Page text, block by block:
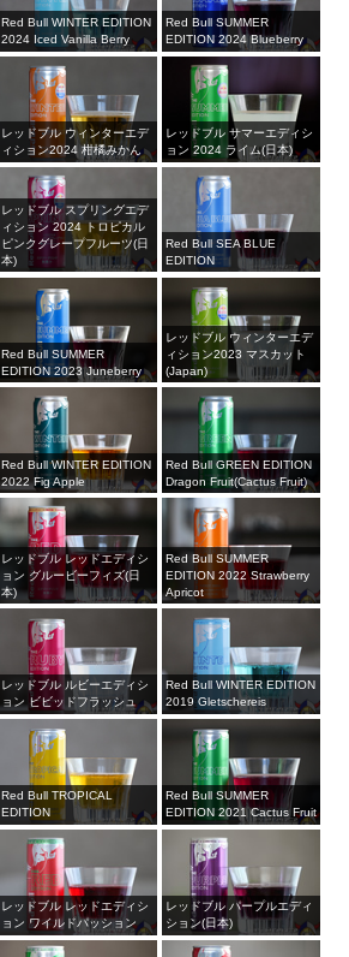
Red Bull WINTER EDITION
2024 Iced Vanilla Berry
Red Bull SUMMER
EDITION 2024 Blueberry
レッドブル ウィンターエデ
ィション2024 柑橘みかん
レッドブル サマーエディシ
ョン 2024 ライム(日本)
レッドブル スプリングエデ
ィション 2024 トロピカル
ピンクグレープフルーツ(日
本)
Red Bull SEA BLUE
EDITION
Red Bull SUMMER
EDITION 2023 Juneberry
レッドブル ウィンターエデ
ィション2023 マスカット
(Japan)
Red Bull WINTER EDITION
2022 Fig Apple
Red Bull GREEN EDITION
Dragon Fruit(Cactus Fruit)
レッドブル レッドエディシ
ョン グルービーフィズ(日
本)
Red Bull SUMMER
EDITION 2022 Strawberry
Apricot
レッドブル ルビーエディシ
ョン ビビッドフラッシュ
Red Bull WINTER EDITION
2019 Gletschereis
Red Bull TROPICAL
EDITION
Red Bull SUMMER
EDITION 2021 Cactus Fruit
レッドブル レッドエディシ
ョン ワイルドパッション
レッドブル パープルエディ
ション(日本)